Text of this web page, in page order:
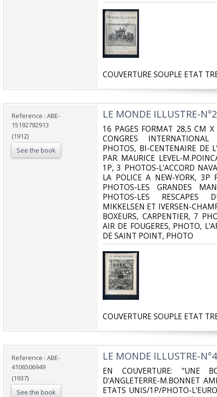
‎COUVERTURE SOUPLE ETAT
Reference : ABE-
15192782913
(1912)
See the book
‎LE MONDE ILLUSTRE-
‎16 PAGES FORMAT 28,5 CM
CONGRES
PHOTOS, BI-CENTENAIRE DE
PAR MAURICE LEVEL-
1P, 3 PHOTOS-L'ACCORD
LA POLICE A NEW-YORK, 3P
PHOTOS-LES GRANDES
PHOTOS-LES RESCAPES
MIKKELSEN ET IVERSEN-
BOXEURS, CARPENTIER, 7
AIR DE FOUGERES, PHOTO,
DE SAINT POINT, PHOTO‎
‎COUVERTURE SOUPLE ETAT
Reference : ABE-
4106506949
(1937)
See the book
‎LE MONDE ILLUSTRE-
‎EN COUVERTURE: "UNE
D'ANGLETERRE-M.BONNET
ETATS UNIS/1P/PHOTO-